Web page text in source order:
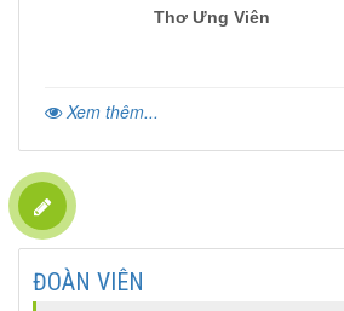
Thơ Ưng Viên
Xem thêm...
ĐOÀN VIÊN